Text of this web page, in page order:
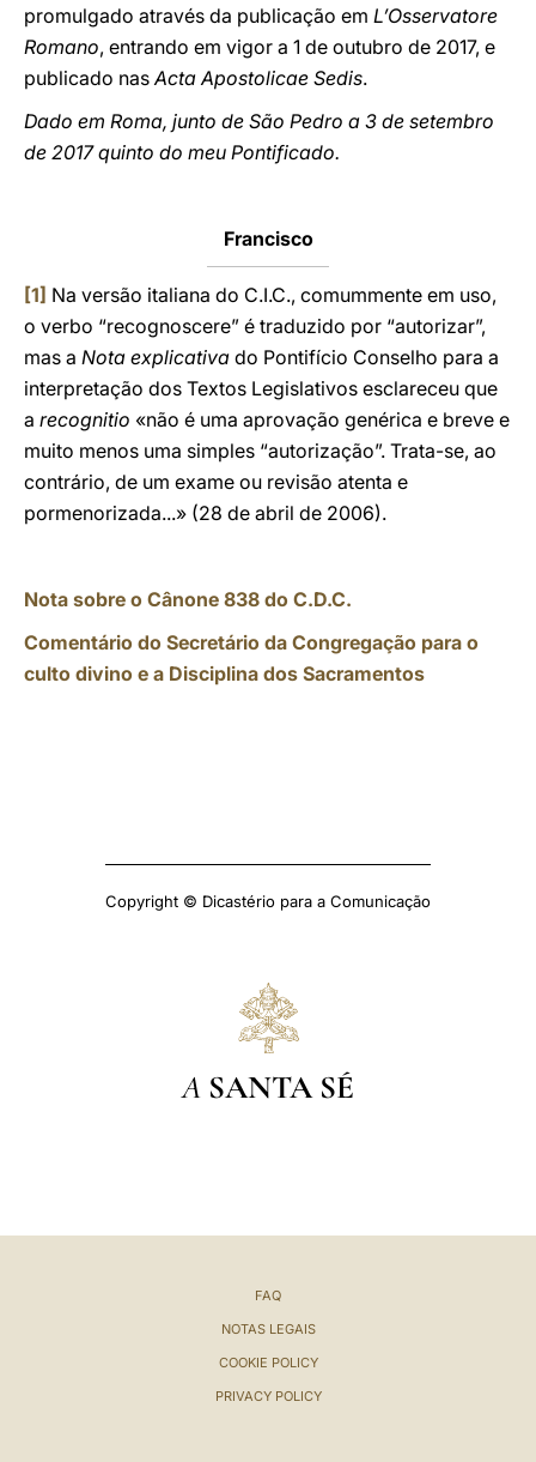
promulgado através da publicação em L’Osservatore
Romano, entrando em vigor a 1 de outubro de 2017, e
publicado nasActa Apostolicae Sedis.
Dado em Roma, junto de São Pedro a 3 de setembro
de 2017 quinto do meu Pontificado.
Francisco
[1] Na versão italiana do C.I.C., comummente em uso,
o verbo “recognoscere” é traduzido por “autorizar”,
mas a Nota explicativa do Pontifício Conselho para a
interpretação dos Textos Legislativos esclareceu que
a recognitio «não é uma aprovação genérica e breve e
muito menos uma simples “autorização”. Trata-se, ao
contrário, de um exame ou revisão atenta e
pormenorizada...» (28 de abril de 2006).
Nota sobre o Cânone 838 do C.D.C.
Comentário do Secretário da Congregação para o
culto divino e a Disciplina dos Sacramentos
Copyright © Dicastério para a Comunicação
A SANTA SÉ
FAQ
NOTAS LEGAIS
COOKIE POLICY
PRIVACY POLICY